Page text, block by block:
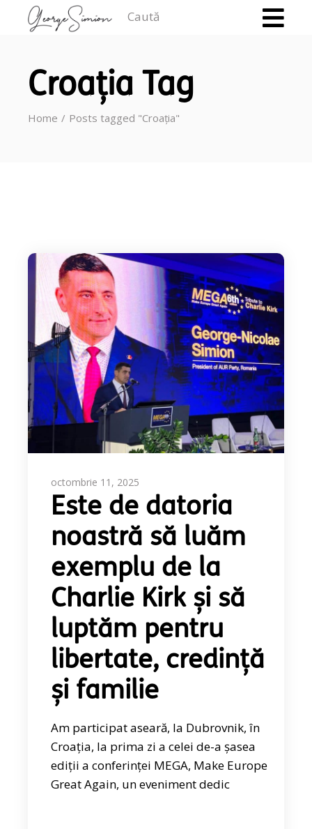
Croația Tag
Home Posts tagged "Croația"
octombrie 11, 2025
Este de datoria
noastră să luăm
exemplu de la
Charlie Kirk și să
luptăm pentru
libertate, credință
și familie
Am participat aseară, la Dubrovnik, în
Croația, la prima zi a celei de-a șasea
ediții a conferinței MEGA, Make Europe
Great Again, un eveniment dedic